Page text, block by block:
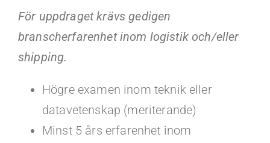
För uppdraget krävs gedigen
branscherfarenhet inom logistik och/eller
shipping.
Högre examen inom teknik eller
datavetenskap (meriterande)
Minst 5 års erfarenhet inom